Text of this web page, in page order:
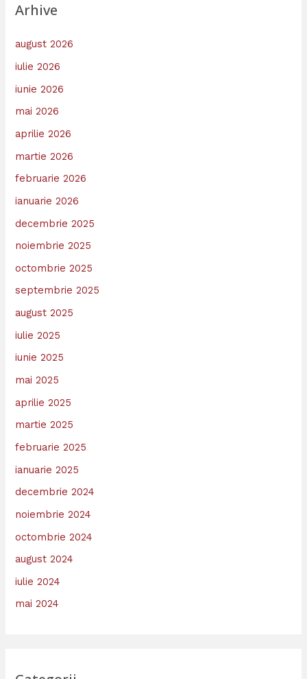
Arhive
august 2026
iulie 2026
iunie 2026
mai 2026
aprilie 2026
martie 2026
februarie 2026
ianuarie 2026
decembrie 2025
noiembrie 2025
octombrie 2025
septembrie 2025
august 2025
iulie 2025
iunie 2025
mai 2025
aprilie 2025
martie 2025
februarie 2025
ianuarie 2025
decembrie 2024
noiembrie 2024
octombrie 2024
august 2024
iulie 2024
mai 2024